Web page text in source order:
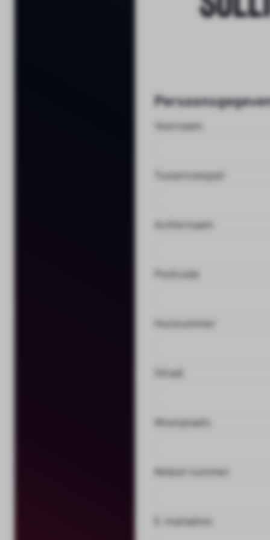
Voornaam
Tussenvoegsel
Achternaam
Postcode
Huisnummer
Straat
Woonplaats
Mobiel nummer
E-mailadres